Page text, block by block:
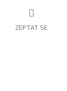
ZEPTAT SE